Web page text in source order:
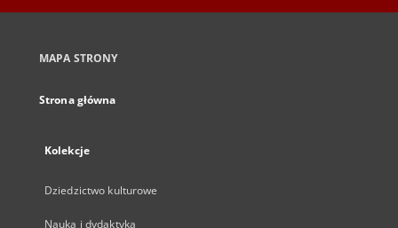
MAPA STRONY
Strona główna
Kolekcje
Dziedzictwo kulturowe
Nauka i dydaktyka